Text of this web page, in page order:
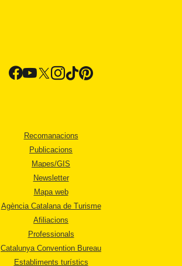
Recomanacions
Publicacions
Mapes/GIS
Newsletter
Mapa web
Agència Catalana de Turisme
Afiliacions
Professionals
Catalunya Convention Bureau
Establiments turístics